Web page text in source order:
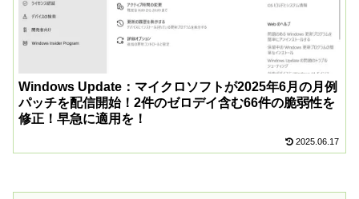
Windows Update：マイクロソフトが2025年6月の月例
パッチを配信開始！2件のゼロデイ含む66件の脆弱性を
修正！早急に適用を！
2025.06.17